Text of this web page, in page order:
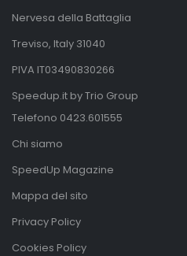
Nervesa della Battaglia
Treviso, Italy 31040
PIVA IT03490830266
Speedup.it by Trio Group
Telefono 0423.601555
Chi siamo
SpeedUp Magazine
Mappa del sito
Privacy Policy
Cookies Policy